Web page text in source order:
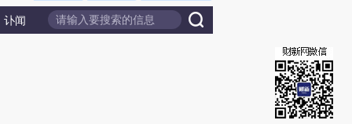
讣闻